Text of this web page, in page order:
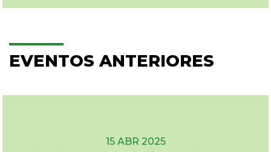
EVENTOS ANTERIORES
15 ABR 2025